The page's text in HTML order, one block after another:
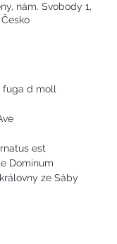
nám. Svobody 1,
fuga d moll
est
Dominum
královny ze Sáby
Maria